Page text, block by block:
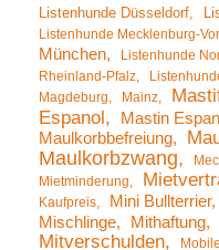
Listenhunde Düsseldorf
Listenhunde Mecklenburg-
München
Listenhunde
Rheinland-Pfalz
Magdeburg
Mainz
Espanol
Mastin
Maulkorbbefreiung
Maulkorbzwang
Mietminderung
Kaufpreis
Mini Bullterrier
Mischlinge
Mithaftung
Mitverschulden